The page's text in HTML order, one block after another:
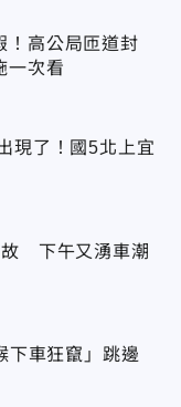
！高公局匝道封
一次看
現了！國5北上宜
故 下午又湧車潮
下車狂竄」跳邊